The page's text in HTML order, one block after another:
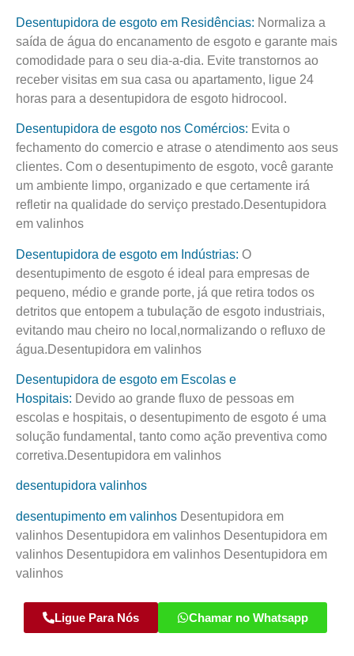
Desentupidora de esgoto em Residências: Normaliza a
saída de água do encanamento de esgoto e garante mais
comodidade para o seu dia-a-dia. Evite transtornos ao
receber visitas em sua casa ou apartamento, ligue 24
horas para a desentupidora de esgoto hidrocool.
Desentupidora de esgoto nos Comércios: Evita o
fechamento do comercio e atrase o atendimento aos seus
clientes. Com o desentupimento de esgoto, você garante
um ambiente limpo, organizado e que certamente irá
refletir na qualidade do serviço prestado.Desentupidora
em valinhos
Desentupidora de esgoto em Indústrias: O
desentupimento de esgoto é ideal para empresas de
pequeno, médio e grande porte, já que retira todos os
detritos que entopem a tubulação de esgoto industriais,
evitando mau cheiro no local,normalizando o refluxo de
água.Desentupidora em valinhos
Desentupidora de esgoto em Escolas e
Hospitais: Devido ao grande fluxo de pessoas em
escolas e hospitais, o desentupimento de esgoto é uma
solução fundamental, tanto como ação preventiva como
corretiva.Desentupidora em valinhos
desentupidora valinhos
desentupimento em valinhos Desentupidora em
valinhos Desentupidora em valinhos Desentupidora em
valinhos Desentupidora em valinhos Desentupidora em
valinhos
Ligue Para Nós Chamar no Whatsapp